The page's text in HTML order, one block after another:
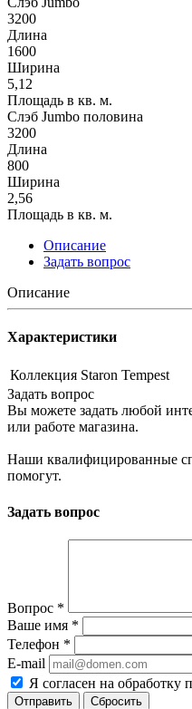
3200
Длина
1600
Ширина
5,12
Площадь в кв. м.
Слэб Jumbo половина
3200
Длина
800
Ширина
2,56
Площадь в кв. м.
Описание
Задать вопрос
Описание
Характеристики
Коллекция Staron Tempest
Задать вопрос
Вы можете задать любой
или работе магазина.
Наши квалифицированные
помогут.
Задать вопрос
Вопрос *
Ваше имя *
Телефон *
E-mail
Я согласен на обработку
Сбросить